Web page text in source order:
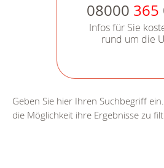
08000 365
Infos für Sie
rund um die
Geben Sie hier Ihren Suchbegriff
die Möglichkeit ihre Ergebnisse zu